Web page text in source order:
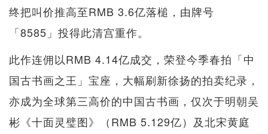
终把叫价推高至RMB 3.6亿落槌，由牌号
「8585」投得此清宫重作。
此作连佣以RMB 4.14亿成交，荣登今季春拍「中
国古书画之王」宝座，大幅刷新徐扬的拍卖纪录，
亦成为全球第三高价的中国古书画，仅次于明朝吴
彬《十面灵璧图》（RMB 5.129亿）及北宋黄庭